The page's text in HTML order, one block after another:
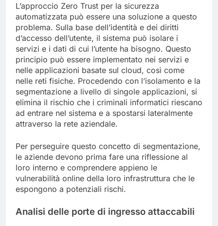
L’approccio Zero Trust per la sicurezza
automatizzata può essere una soluzione a questo
problema. Sulla base dell’identità e dei diritti
d’accesso dell’utente, il sistema può isolare i
servizi e i dati di cui l’utente ha bisogno. Questo
principio può essere implementato nei servizi e
nelle applicazioni basate sul cloud, così come
nelle reti fisiche. Procedendo con l’isolamento e la
segmentazione a livello di singole applicazioni, si
elimina il rischio che i criminali informatici riescano
ad entrare nel sistema e a spostarsi lateralmente
attraverso la rete aziendale.
Per perseguire questo concetto di segmentazione,
le aziende devono prima fare una riflessione al
loro interno e comprendere appieno le
vulnerabilità online della loro infrastruttura che le
espongono a potenziali rischi.
Analisi delle porte di ingresso attaccabili